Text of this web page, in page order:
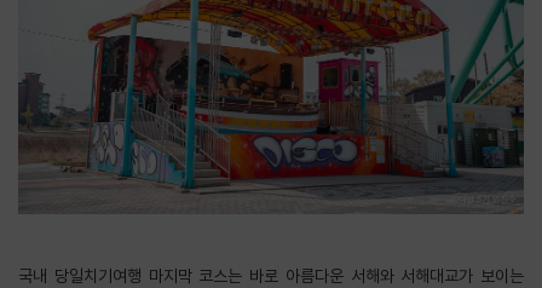
국내 당일치기여행 마지막 코스는 바로 아름다운 서해와 서해대교가 보이는